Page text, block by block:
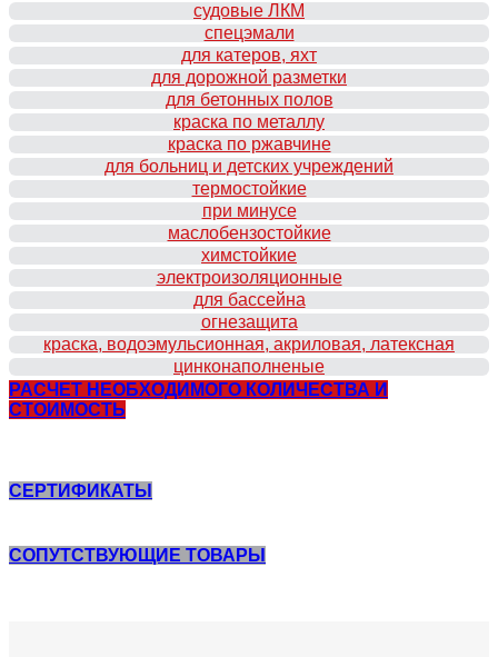
судовые ЛКМ
спецэмали
для катеров, яхт
для дорожной разметки
для бетонных полов
краска по металлу
краска по ржавчине
для больниц и детских учреждений
термостойкие
при минусе
маслобензостойкие
химстойкие
электроизоляционные
для бассейна
огнезащита
краска, водоэмульсионная, акриловая, латексная
цинконаполненые
РАСЧЕТ НЕОБХОДИМОГО КОЛИЧЕСТВА И
СТОИМОСТЬ
СЕРТИФИКАТЫ
СОПУТСТВУЮЩИЕ ТОВАРЫ